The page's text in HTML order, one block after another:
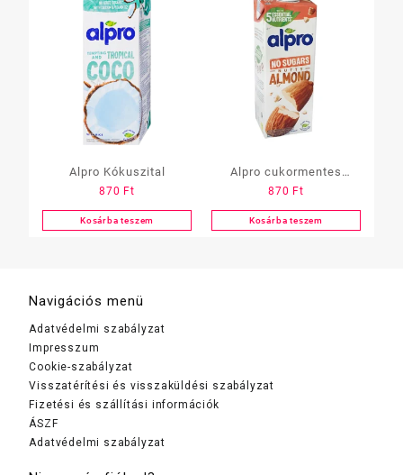
Alpro Kókuszital
870 Ft
Kosárba teszem
Alpro cukormentes
Mandulaital 1L
870 Ft
Kosárba teszem
Navigációs menü
Adatvédelmi szabályzat
Impresszum
Cookie-szabályzat
Visszatérítési és visszaküldési szabályzat
Fizetési és szállítási információk
ÁSZF
Adatvédelmi szabályzat